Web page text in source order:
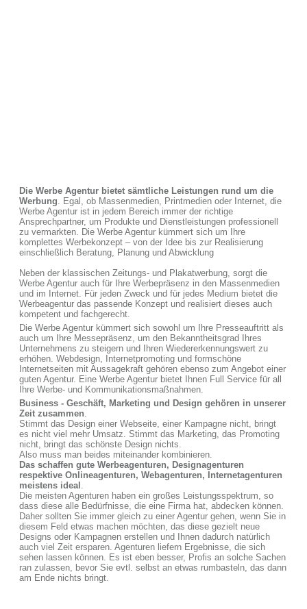
Die Werbe Agentur bietet sämtliche Leistungen rund um die
Werbung. Egal, ob Massenmedien, Printmedien oder Internet, die
Werbe Agentur ist in jedem Bereich immer der richtige
Ansprechpartner, um Produkte und Dienstleistungen professionell
zu vermarkten. Die Werbe Agentur kümmert sich um Ihre
komplettes Werbekonzept – von der Idee bis zur Realisierung
einschließlich Beratung, Planung und Abwicklung
Neben der klassischen Zeitungs- und Plakatwerbung, sorgt die
Werbe Agentur auch für Ihre Werbepräsenz in den Massenmedien
und im Internet. Für jeden Zweck und für jedes Medium bietet die
Werbeagentur das passende Konzept und realisiert dieses auch
kompetent und fachgerecht.
Die Werbe Agentur kümmert sich sowohl um Ihre Presseauftritt als
auch um Ihre Messepräsenz, um den Bekanntheitsgrad Ihres
Unternehmens zu steigern und Ihren Wiedererkennungswert zu
erhöhen. Webdesign, Internetpromoting und formschöne
Internetseiten mit Aussagekraft gehören ebenso zum Angebot einer
guten Agentur. Eine Werbe Agentur bietet Ihnen Full Service für all
Ihre Werbe- und Kommunikationsmaßnahmen.
Business - Geschäft, Marketing und Design gehören in unserer
Zeit zusammen.
Stimmt das Design einer Webseite, einer Kampagne nicht, bringt
es nicht viel mehr Umsatz. Stimmt das Marketing, das Promoting
nicht, bringt das schönste Design nichts.
Also muss man beides miteinander kombinieren.
Das schaffen gute Werbeagenturen, Designagenturen
respektive Onlineagenturen, Webagenturen, Internetagenturen
meistens ideal .
Die meisten Agenturen haben ein großes Leistungsspektrum, so
dass diese alle Bedürfnisse, die eine Firma hat, abdecken können.
Daher sollten Sie immer gleich zu einer Agentur gehen, wenn Sie in
diesem Feld etwas machen möchten, das diese gezielt neue
Designs oder Kampagnen erstellen und Ihnen dadurch natürlich
auch viel Zeit ersparen. Agenturen liefern Ergebnisse, die sich
sehen lassen können. Es ist eben besser, Profis an solche Sachen
ran zulassen, bevor Sie evtl. selbst an etwas rumbasteln, das dann
am Ende nichts bringt.